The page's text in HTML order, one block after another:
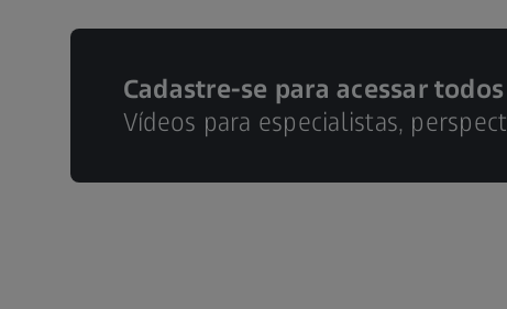
Cadastre-se para acessar
Vídeos para especialistas,